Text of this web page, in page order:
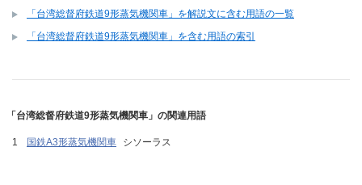
「台湾総督府鉄道9形蒸気機関車」を解説文に含む用語の一覧
「台湾総督府鉄道9形蒸気機関車」を含む用語の索引
「台湾総督府鉄道9形蒸気機関車」の関連用語
国鉄A3形蒸気機関車 シソーラス